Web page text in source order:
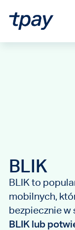
BLIK
BLIK to
mobilnych,
bezpiecznie w
BLIK lub